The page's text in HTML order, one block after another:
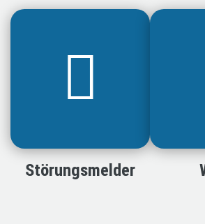
Störungsmelder